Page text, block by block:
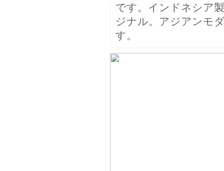
です。インドネシア
ジナル。アジアンモ
す。